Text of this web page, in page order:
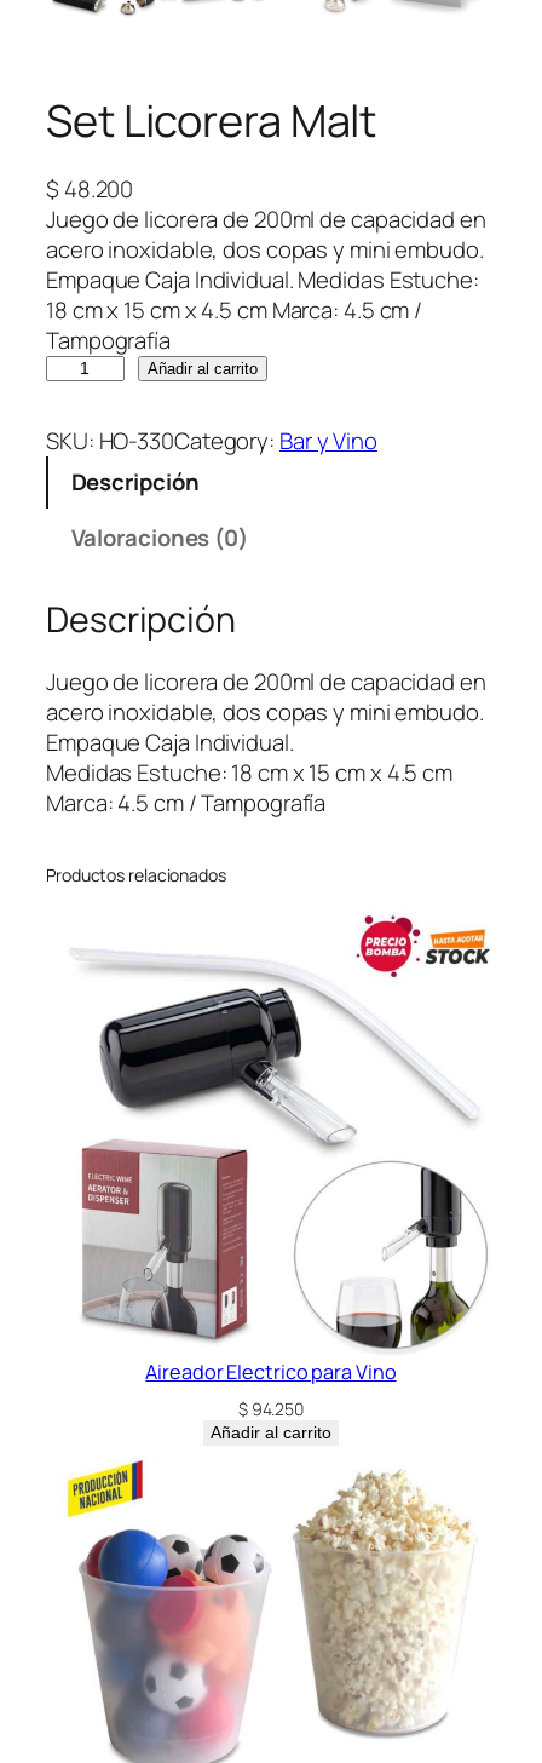
Set Licorera Malt
$ 48.200
Juego de licorera de 200ml de capacidad en
acero inoxidable, dos copas y mini embudo.
Empaque Caja Individual. Medidas Estuche:
18 cm x 15 cm x 4.5 cm Marca: 4.5 cm /
Tampografía
t
L
e
r
a
M
a
l
t
n
Añadir al carrito
SKU: HO-330Category: Bar y Vino
Descripción
Valoraciones (0)
Descripción
Juego de licorera de 200ml de capacidad en
acero inoxidable, dos copas y mini embudo.
Empaque Caja Individual.
Medidas Estuche: 18 cm x 15 cm x 4.5 cm
Marca: 4.5 cm / Tampografía
Productos relacionados
Aireador Electrico para Vino
$94.250
Añadir al carrito